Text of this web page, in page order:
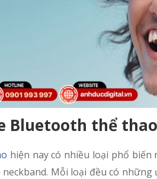
Bluetooth thể
hiện nay có nhiều loại phổ
Mỗi loại đều có